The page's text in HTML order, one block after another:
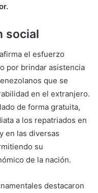
social
el esfuerzo
por brindar asistencia
que se
en el extranjero.
de forma gratuita,
a los repatriados en
en las diversas
su
de la nación.
destacaron